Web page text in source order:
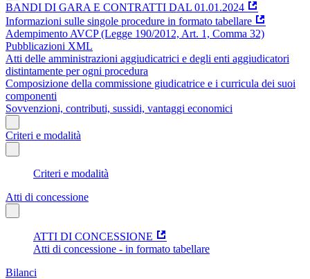
BANDI DI GARA E CONTRATTI DAL 01.01.2024
Informazioni sulle singole procedure in formato tabellare
Adempimento AVCP (Legge 190/2012, Art. 1, Comma 32)
Pubblicazioni XML
Atti delle amministrazioni aggiudicatrici e degli enti aggiudicatori
distintamente per ogni procedura
Composizione della commissione giudicatrice e i curricula dei suoi
componenti
Sovvenzioni, contributi, sussidi, vantaggi economici
Criteri e modalità
Criteri e modalità
Atti di concessione
ATTI DI CONCESSIONE
Atti di concessione - in formato tabellare
Bilanci